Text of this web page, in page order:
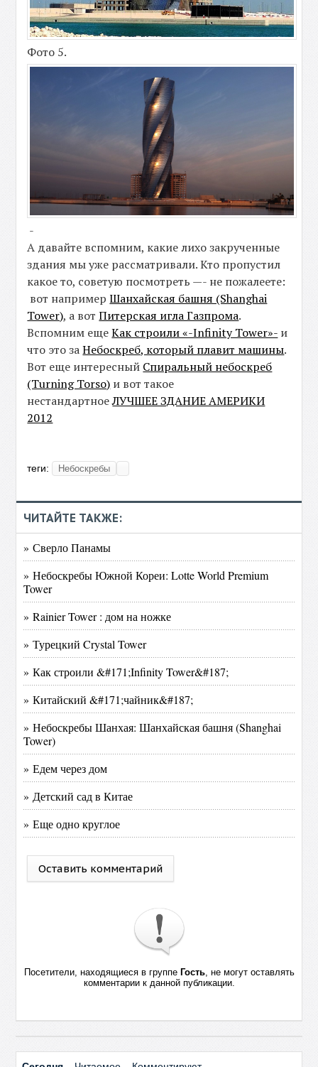
Фото 5.
-
А давайте вспомним, какие лихо закрученные
здания мы уже рассматривали. Кто пропустил
какое то, советую посмотреть —- не пожалеете:
вот например Шанхайская башня (Shanghai
Tower), а вотПитерская игла Газпрома.
Вспомним ещеКак строили «-Infinity Tower»- и
что это заНебоскреб, который плавит машины.
Вот еще интересный Спиральный небоскреб
(Turning Torso) и вот такое
нестандартноеЛУЧШЕЕ ЗДАНИЕ АМЕРИКИ
2012
теги: Небоскребы
ЧИТАЙТЕ ТАКЖЕ:
» Сверло Панамы
» Небоскребы Южной Кореи: Lotte World Premium
Tower
» Rainier Tower : дом на ножке
» Турецкий Crystal Tower
» Как строили &#171;Infinity Tower&#187;
» Китайский &#171;чайник&#187;
» Небоскребы Шанхая: Шанхайская башня (Shanghai
Tower)
» Едем через дом
» Детский сад в Китае
» Еще одно круглое
Оставить комментарий
Посетители, находящиеся в группе Гость, не могут оставлять
комментарии к данной публикации.